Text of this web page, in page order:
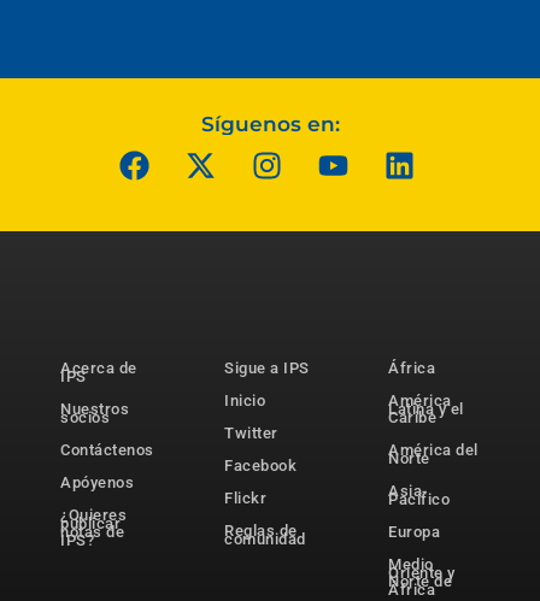
Síguenos en:
Acerca de
IPS
Nuestros
socios
Contáctenos
Apóyenos
¿Quieres
publicar
notas de
IPS?
Sigue a IPS
Inicio
Twitter
Facebook
Flickr
Reglas de
comunidad
África
América
Latina y el
Caribe
América del
Norte
Asia-
Pacífico
Europa
Medio
Oriente y
Norte de
África